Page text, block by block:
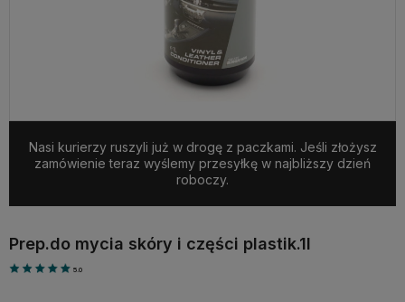
Nasi kurierzy ruszyli już w drogę z paczkami. Jeśli złożysz
zamówienie teraz wyślemy przesyłkę w najbliższy dzień
roboczy.
Prep.do mycia skóry i części plastik.1l
5.0